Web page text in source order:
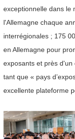
exceptionnelle dans le
l'Allemagne chaque
interrégionales ; 175
en Allemagne pour
exposants et près d'un
tant que « pays
excellente plateforme